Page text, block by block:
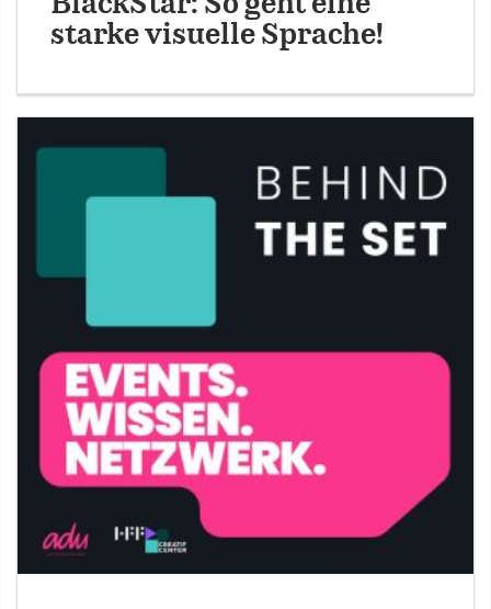
starke visuelle Sprache!